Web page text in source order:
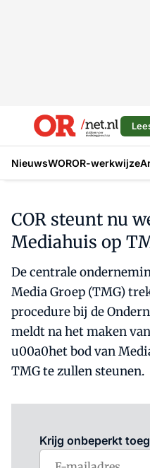
NieuwsWOROR-werkwijze
COR steunt nu
Mediahuis op
De centrale
Media Groep (TMG)
procedure bij de
meldt na het maken
u00a0het bod van
TMG te zullen steunen.
Krijg onbeperkt